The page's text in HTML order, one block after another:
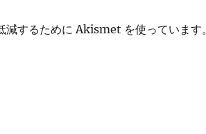
減するために Akismet を使っています。